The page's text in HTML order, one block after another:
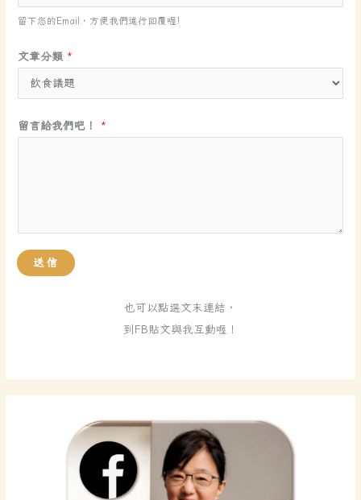
給
們
留
！
留下您的Email，方便我們進行回覆喔!
文章分類 *
留言給我們吧！ *
送信
也可以點選文末連結，
到FB貼文與我互動喔！